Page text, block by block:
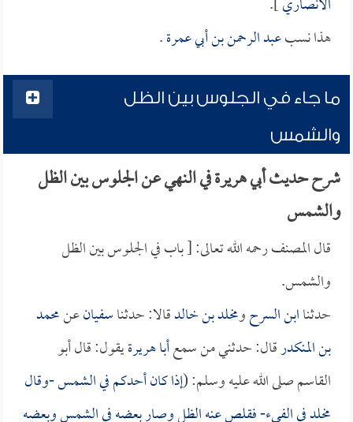
هذا نسبعبد الرحمن بن أبي عمرة.
ما جاء في الجلوس بين الظل
والشمس
شرح حديث أبي هريرة في النهي عن الجلوس بين الظل
والشمس
قال المصنف رحمه الله تعالى: [ باب في الجلوس بين الظل
والشمس.
حدثناابن السرحومخلد بن خالدقالا: حدثناسفيانعنمحمد
بن المنكدرقال: حدثني من سمعأبا هريرةيقول: قال أبو
القاسم صلى الله عليه وسلم: (إذا كان أحدكم في الشمس -وقال
مخلد في الفيء- فقلص عنه الظل وصار بعضه في الشمس وبعضه